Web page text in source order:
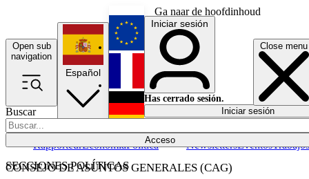
Ga naar de hoofdinhoud
Open sub
navigation
Close menu
Buscar
Acceso
SECCIONES POLÍTICAS
RapporteurEconomíaPolítica NewslettersEventosTrabajos
Español
English
Français
Iniciar sesión
Has cerrado sesión.
Iniciar sesión
CONSEJO DE ASUNTOS GENERALES (CAG)